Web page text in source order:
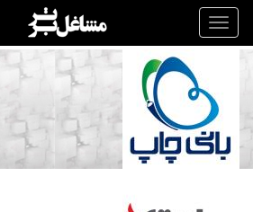
Toggle
navigation